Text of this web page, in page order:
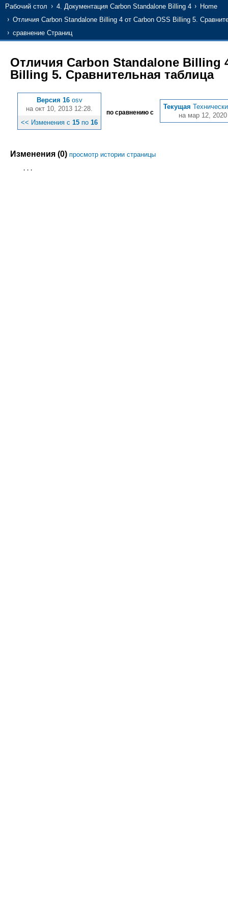
Рабочий стол 4. Документация Carbon Standalone Billing 4
Home
Отличия Carbon Standalone Billing 4 от Carbon OSS Billing 5.
сравнение Страниц
Отличия Carbon Standalone Billing
Billing 5. Сравнительная таблица
Версия 16 osv
на окт 10, 2013 12:28.
<< Изменения с 15 по 16
по сравнению с
Текущая
на мар 12,
Изменения (0) просмотр истории страницы
...